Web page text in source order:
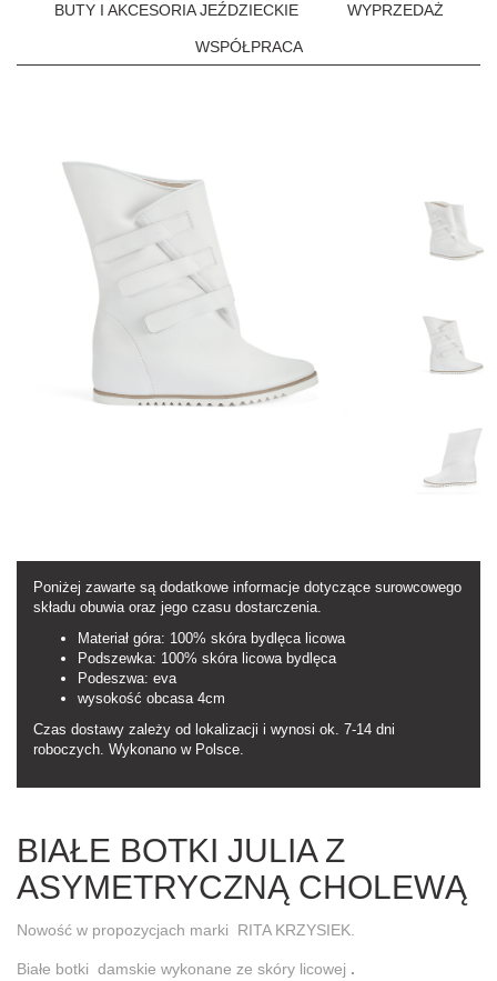
BUTY I AKCESORIA JEŹDZIECKIE WYPRZEDAŻ
WSPÓŁPRACA
Poniżej zawarte są dodatkowe informacje dotyczące surowcowego
składu obuwia oraz jego czasu dostarczenia.
Materiał góra: 100% skóra bydlęca licowa
Podszewka: 100% skóra licowa bydlęca
Podeszwa: eva
wysokość obcasa 4cm
Czas dostawy zależy od lokalizacji i wynosi ok. 7-14 dni
roboczych. Wykonano w Polsce.
BIAŁE BOTKI JULIA Z
ASYMETRYCZNĄ CHOLEWĄ
Nowość w propozycjach marki RITA KRZYSIEK.
Białe botki damskie wykonane ze skóry licowej .